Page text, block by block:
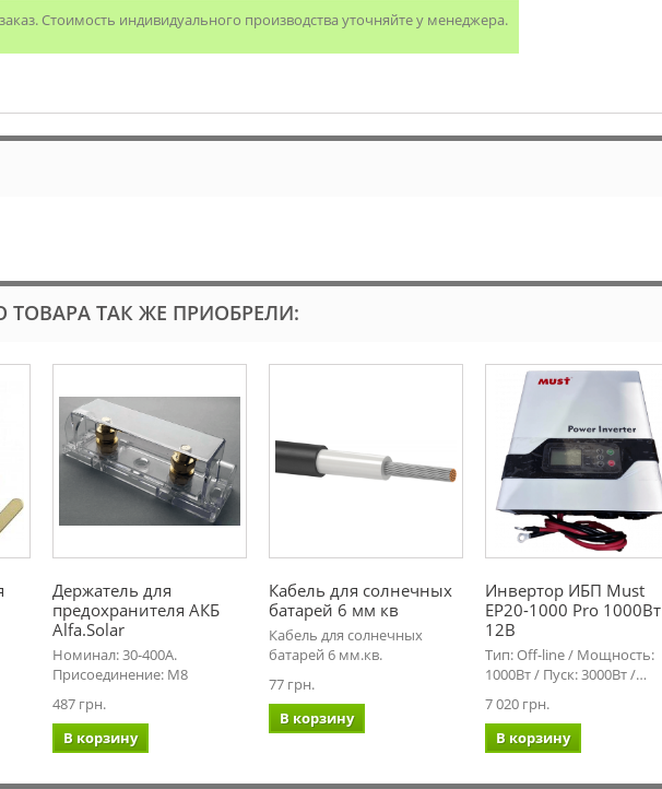
Стоимость индивидуального производства уточняйте у менеджера.
ТОВАРА ТАК ЖЕ ПРИОБРЕЛИ:
Держатель для
предохранителя АКБ
Alfa.Solar
Номинал: 30-400А.
Присоединение: М8
487 грн.
В корзину
Кабель для солнечных
батарей 6 мм кв
Кабель для солнечных
батарей 6 мм.кв.
77 грн.
В корзину
Инвертор ИБП Must
EP20-1000 Pro 1000Вт
12В
Тип: Off-line / Мощность:
1000Вт / Пуск: 3000Вт /…
7 020 грн.
В корзину